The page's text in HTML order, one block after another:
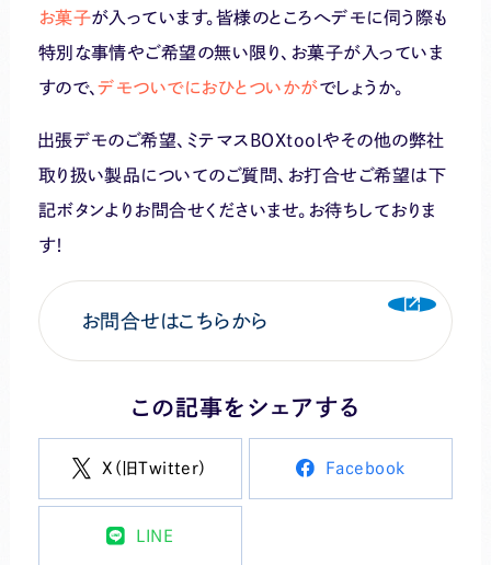
お菓子が入っています。皆様のところへデモに伺う際も
特別な事情やご希望の無い限り、お菓子が入っていま
すので、デモついでにおひとついかがでしょうか。
出張デモのご希望、ミテマスBOXtoolやその他の弊社
取り扱い製品についてのご質問、お打合せご希望は下
記ボタンよりお問合せくださいませ。お待ちしておりま
す！
お問合せはこちらから
この記事をシェアする
X（旧Twitter） Facebook
LINE